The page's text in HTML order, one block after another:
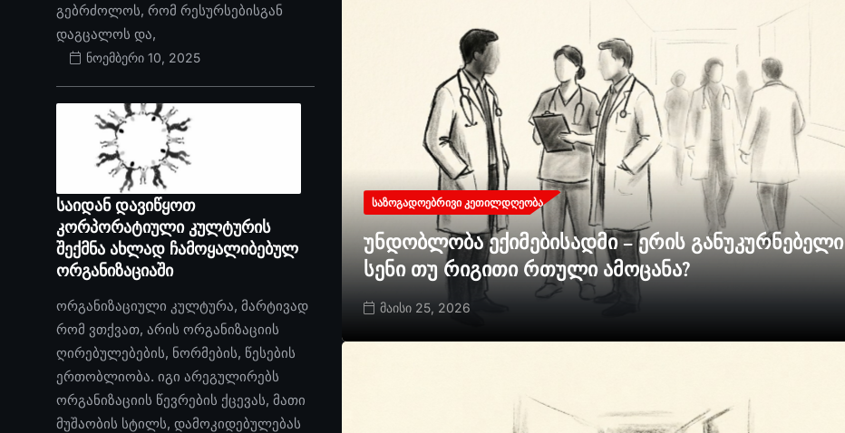
გებრძოლოს, რომ რესურსებისგან
დაგცალოს და,
ნოემბერი 10, 2025
საიდან დავიწყოთ
კორპორატიული კულტურის
შექმნა ახლად ჩამოყალიბებულ
ორგანიზაციაში
ორგანიზაციული კულტურა, მარტივად
რომ ვთქვათ, არის ორგანიზაციის
ღირებულებების, ნორმების, წესების
ერთობლიობა. იგი არეგულირებს
ორგანიზაციის წევრების ქცევას, მათი
მუშაობის სტილს, დამოკიდებულებას
ᲡᲐᲖᲝᲒᲐᲓᲝᲔᲑᲠᲘᲕᲘ ᲙᲔᲗᲘᲚᲓᲦᲔᲝᲑᲐ
უნდობლობა ექიმებისადმი – ერის განუკურნებელი
სენი თუ რიგითი რთული ამოცანა?
მაისი 25, 2026